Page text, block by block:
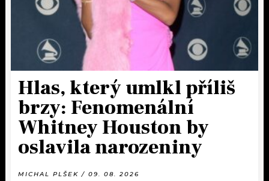
Hlas, který umlkl příliš
brzy: Fenomenální
Whitney Houston by
oslavila narozeniny
MICHAL PLŠEK / 09. 08. 2026